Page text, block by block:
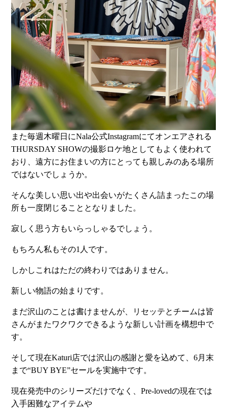
また毎週木曜日にNala公式Instagramにてオンエアされる
THURSDAY SHOWの撮影ロケ地としてもよく使われて
おり、遠方にお住まいの方にとっても親しみのある場所
ではないでしょうか。
そんな美しい思い出や出会いがたくさん詰まったこの場
所も一度閉じることとなりました。
寂しく思う方もいらっしゃるでしょう。
もちろん私もその1人です。
しかしこれはただの終わりではありません。
新しい物語の始まりです。
まだ沢山のことは書けませんが、リセッテとチームは皆
さんがまたワクワクできるような新しい計画を構想中で
す。
そして現在Katuri店では沢山の感謝と愛を込めて、6月末
まで“BUY BYE”セールを実施中です。
現在発売中のシリーズだけでなく、Pre-lovedの現在では
入手困難なアイテムや